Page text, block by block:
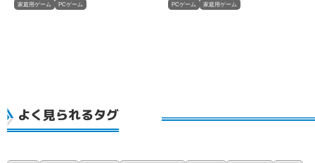
家庭用ゲーム PCゲーム PCゲーム 家庭用ゲーム
よく見られるタグ